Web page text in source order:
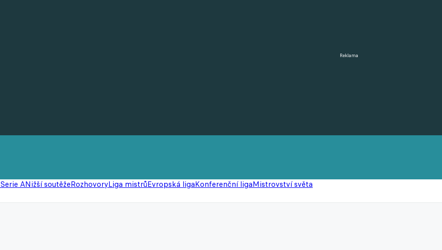
Reklama
Serie ANižší soutěžeRozhovoryLiga mistrůEvropská ligaKonferenční ligaMistrovství světa